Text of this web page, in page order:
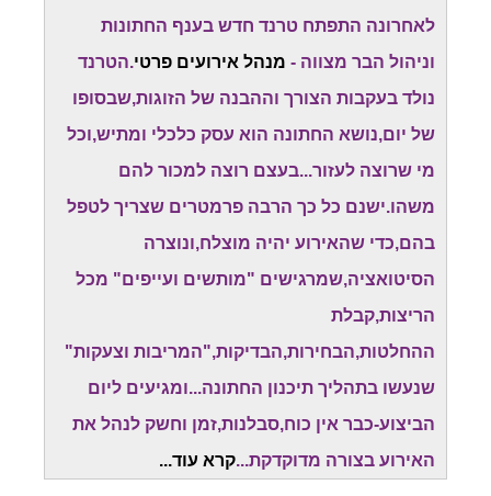
לאחרונה התפתח טרנד חדש בענף החתונות
וניהול הבר מצווה - מנהל אירועים פרטי.הטרנד
נולד בעקבות הצורך וההבנה של הזוגות,שבסופו
של יום,נושא החתונה הוא עסק כלכלי ומתיש,וכל
מי שרוצה לעזור...בעצם רוצה למכור להם
משהו.ישנם כל כך הרבה פרמטרים שצריך לטפל
בהם,כדי שהאירוע יהיה מוצלח,ונוצרה
הסיטואציה,שמרגישים "מותשים ועייפים" מכל
הריצות,קבלת
ההחלטות,הבחירות,הבדיקות,"המריבות וצעקות"
שנעשו בתהליך תיכנון החתונה...ומגיעים ליום
הביצוע-כבר אין כוח,סבלנות,זמן וחשק לנהל את
האירוע בצורה מדוקדקת...קרא עוד...